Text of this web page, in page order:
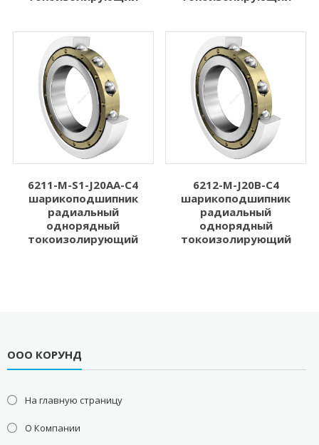
6211-M-S1-J20AA-C4
шарикоподшипник
радиальный
однорядный
токоизолирующий
6212-M-J20B-C4
шарикоподшипник
радиальный
однорядный
токоизолирующий
ООО КОРУНД
На главную страницу
О Компании